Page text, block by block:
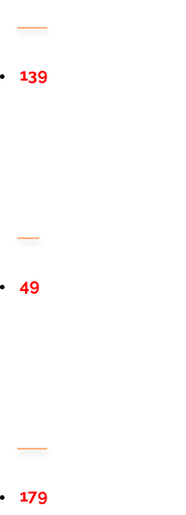
139
49
179